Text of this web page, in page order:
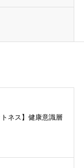
トネス】健康意識層